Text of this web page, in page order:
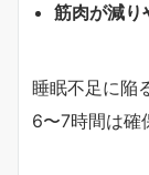
筋肉が減り
睡眠不足に陥
6〜7時間は確